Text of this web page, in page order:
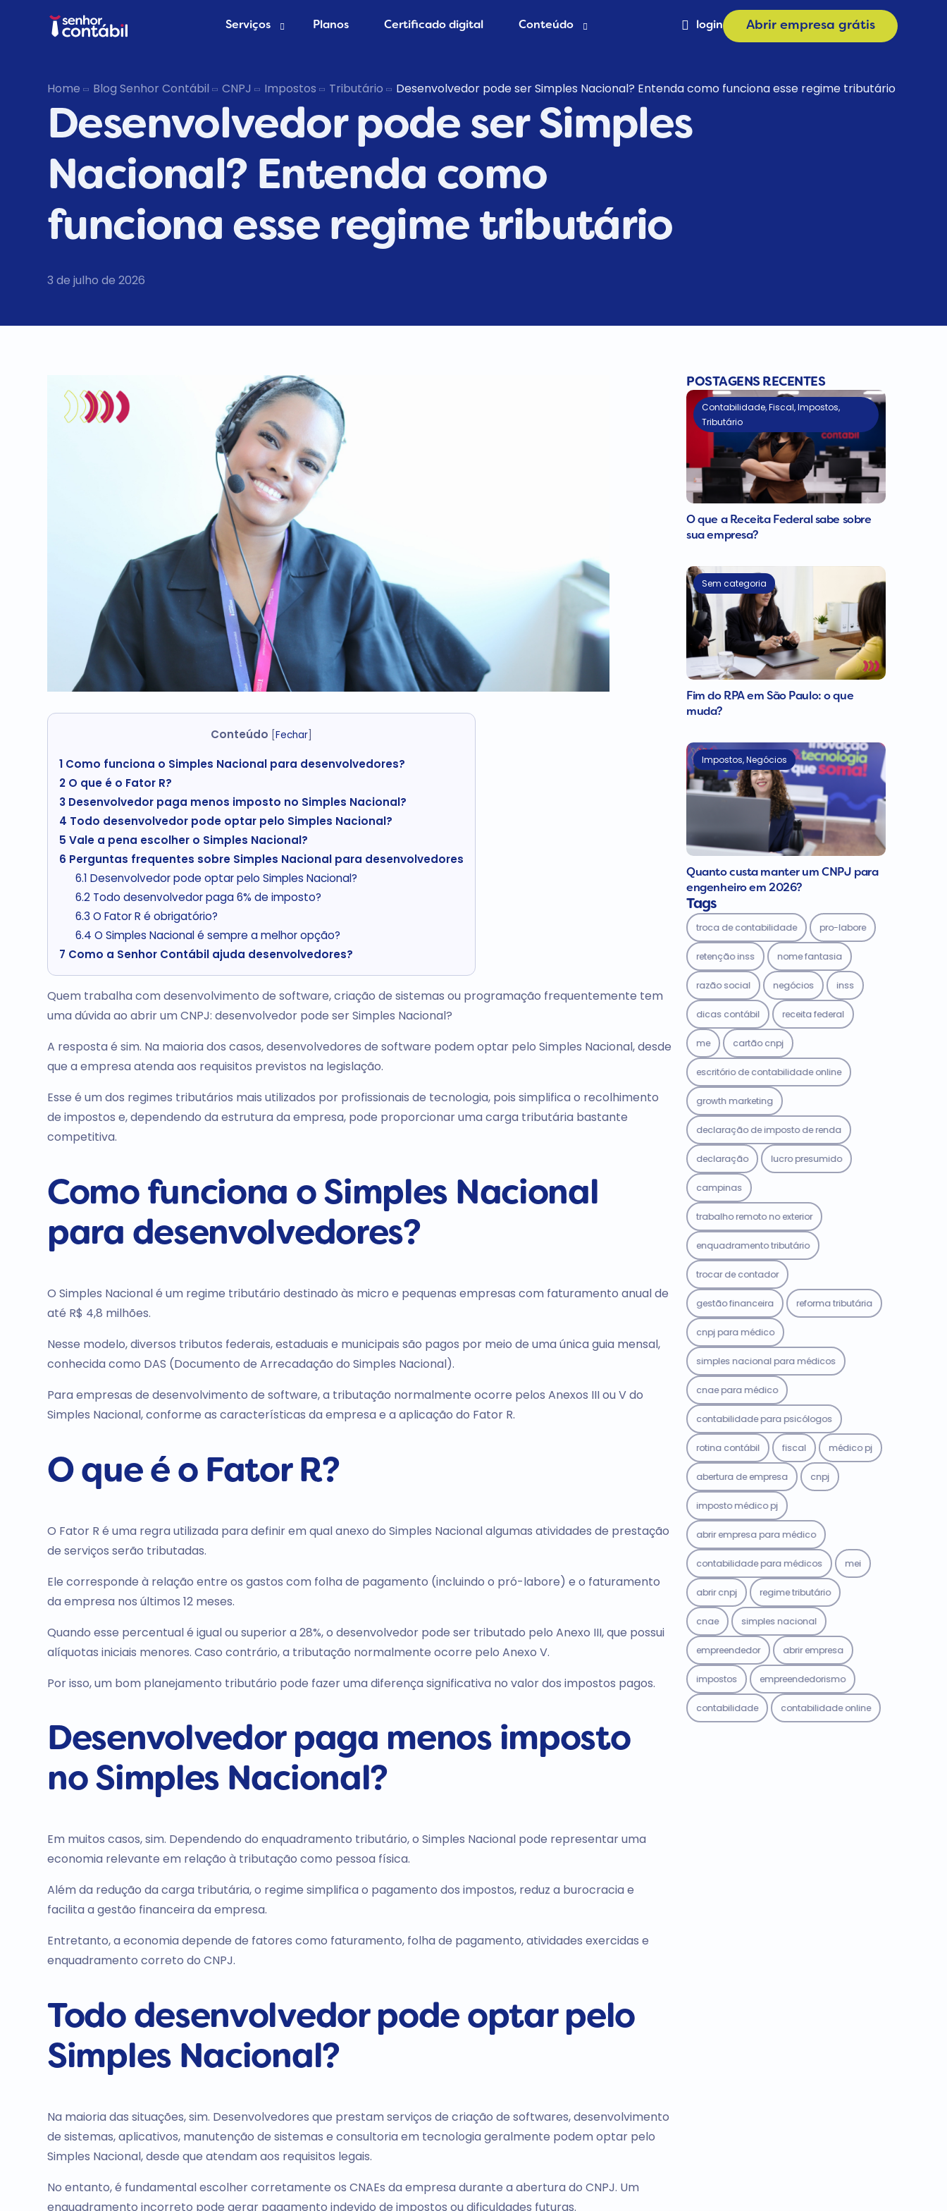
Serviços
Abrir Empresa grátis
Trocar de Contador
Planos Certificado digital Conteúdo
Blog Contábil
Abertura de empresa
Contabilidade Online
Materiais
Calculadora de Plano
login Abrir empresa grátis
Home Blog Senhor Contábil CNPJ Impostos Tributário Desenvolvedor pode ser Simples Nacional? Entenda como funciona esse regime tributário
Desenvolvedor pode ser Simples
Nacional? Entenda como
funciona esse regime tributário
3 de julho de 2026
Conteúdo [Fechar
1 Como funciona o Simples Nacional para desenvolvedores?
2 O que é o Fator R?
3 Desenvolvedor paga menos imposto no Simples Nacional?
4 Todo desenvolvedor pode optar pelo Simples Nacional?
5 Vale a pena escolher o Simples Nacional?
6 Perguntas frequentes sobre Simples Nacional para desenvolvedores
6.1 Desenvolvedor pode optar pelo Simples Nacional?
6.2Todo desenvolvedor paga 6% de imposto?
6.3 O Fator R é obrigatório?
6.4 O Simples Nacional é sempre a melhor opção?
7 Como a Senhor Contábil ajuda desenvolvedores?
Quem trabalha com desenvolvimento de software, criação de sistemas ou programação frequentemente tem
uma dúvida ao abrir um CNPJ: desenvolvedor pode ser Simples Nacional?
A resposta é sim. Na maioria dos casos, desenvolvedores de software podem optar pelo Simples Nacional, desde
que a empresa atenda aos requisitos previstos na legislação.
Esse é um dos regimes tributários mais utilizados por profissionais de tecnologia, pois simplifica o recolhimento
de impostos e, dependendo da estrutura da empresa, pode proporcionar uma carga tributária bastante
competitiva.
Como funciona o Simples Nacional
para desenvolvedores?
O Simples Nacional é um regime tributário destinado às micro e pequenas empresas com faturamento anual de
até R$ 4,8 milhões.
Nesse modelo, diversos tributos federais, estaduais e municipais são pagos por meio de uma única guia mensal,
conhecida como DAS (Documento de Arrecadação do Simples Nacional).
Para empresas de desenvolvimento de software, a tributação normalmente ocorre pelos Anexos III ou V do
Simples Nacional, conforme as características da empresa e a aplicação do Fator R.
O que é o Fator R?
O Fator R é uma regra utilizada para definir em qual anexo do Simples Nacional algumas atividades de prestação
de serviços serão tributadas.
Ele corresponde à relação entre os gastos com folha de pagamento (incluindo o pró-labore) e o faturamento
da empresa nos últimos 12 meses.
Quando esse percentual é igual ou superior a 28%, o desenvolvedor pode ser tributado pelo Anexo III, que possui
alíquotas iniciais menores. Caso contrário, a tributação normalmente ocorre pelo Anexo V.
Por isso, um bom planejamento tributário pode fazer uma diferença significativa no valor dos impostos pagos.
Desenvolvedor paga menos imposto
no Simples Nacional?
Em muitos casos, sim. Dependendo do enquadramento tributário, o Simples Nacional pode representar uma
economia relevante em relação à tributação como pessoa física.
Além da redução da carga tributária, o regime simplifica o pagamento dos impostos, reduz a burocracia e
facilita a gestão financeira da empresa.
Entretanto, a economia depende de fatores como faturamento, folha de pagamento, atividades exercidas e
enquadramento correto do CNPJ.
Todo desenvolvedor pode optar pelo
Simples Nacional?
Na maioria das situações, sim. Desenvolvedores que prestam serviços de criação de softwares, desenvolvimento
de sistemas, aplicativos, manutenção de sistemas e consultoria em tecnologia geralmente podem optar pelo
Simples Nacional, desde que atendam aos requisitos legais.
No entanto, é fundamental escolher corretamente os CNAEs da empresa durante a abertura do CNPJ. Um
enquadramento incorreto pode gerar pagamento indevido de impostos ou dificuldades futuras.
POSTAGENS RECENTES
Contabilidade,Fiscal,Impostos,
Tributário
O que a Receita Federal sabe sobre
sua empresa?
Sem categoria
Fim do RPA em São Paulo: o que
muda?
Impostos,Negócios
Quanto custa manter um CNPJ para
engenheiro em 2026?
Tags
troca de contabilidade pro-labore
retenção inss nome fantasia
razão social negócios inss
dicas contábil receita federal
me cartão cnpj
escritório de contabilidade online
growth marketing
declaração de imposto de renda
declaração lucro presumido
campinas
trabalho remoto no exterior
enquadramento tributário
trocar de contador
gestão financeira reforma tributária
cnpj para médico
simples nacional para médicos
cnae para médico
contabilidade para psicólogos
rotina contábil fiscal médico pj
abertura de empresa cnpj
imposto médico pj
abrir empresa para médico
contabilidade para médicos mei
abrir cnpj regime tributário
cnae simples nacional
empreendedor abrir empresa
impostos empreendedorismo
contabilidade contabilidade online